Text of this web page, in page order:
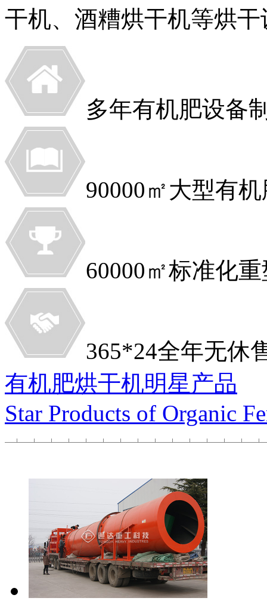
干机、酒糟烘干机等烘
多年有机肥设备
90000㎡大型有
60000㎡标准化
365*24全年无休
有机肥烘干机明星产品
Star Products of Organic